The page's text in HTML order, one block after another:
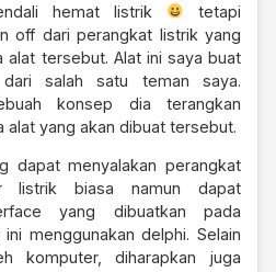
hemat listrik
tetapi
off dari perangkat listrik yang
alat tersebut. Alat ini saya buat
dari salah satu teman saya.
konsep dia terangkan
yang akan dibuat tersebut.
dapat menyalakan perangkat
listrik biasa namun dapat
yang dibuatkan pada
menggunakan delphi. Selain
komputer, diharapkan juga